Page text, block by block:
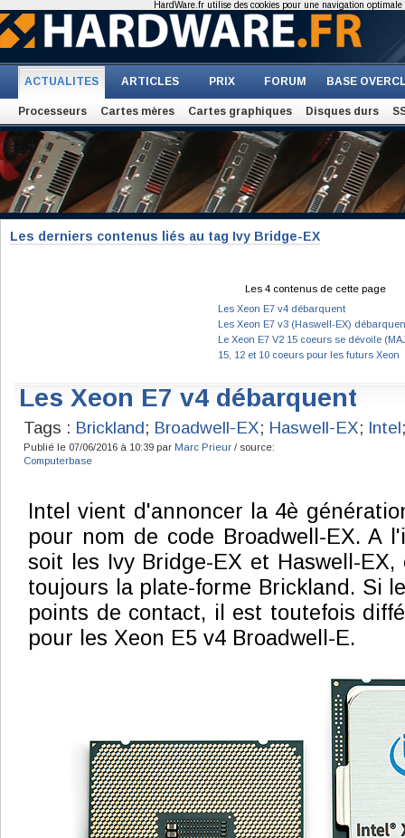
ACTUALITES ARTICLES PRIX FORUM BASE
Processeurs Cartes mères Cartes graphiques Disques durs
Les derniers contenus liés au tag Ivy Bridge-EX
Les 4 contenus de cette page
Les Xeon E7 v4 débarquent
Les Xeon E7 v3 (Haswell-EX)
Le Xeon E7 V2 15 coeurs se dévoile
15, 12 et 10 coeurs pour les futurs Xeon
Les Xeon E7 v4 débarquent
Tags : Brickland; Broadwell-EX; Haswell-EX; Intel
Publié le 07/06/2016 à 10:39 par Marc Prieur / source:
Computerbase
Intel vient d'annoncer la 4è
pour nom de code Broadwell-EX. A
soit les Ivy Bridge-EX et Haswell-
toujours la plate-forme Brickland. Si
points de contact, il est toutefois
pour les Xeon E5 v4 Broadwell-E.
HardWare.fr utilise des cookies pour une navigation